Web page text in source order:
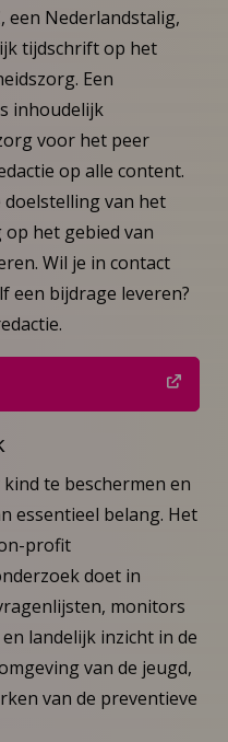
een Nederlandstalig,
tijdschrift op het
Een
inhoudelijk
voor het peer
op alle content.
van het
op het gebied van
Wil je in contact
een bijdrage leveren?
te beschermen en
essentieel belang. Het
profit
doet in
monitors
landelijk inzicht in de
van de jeugd,
van de preventieve